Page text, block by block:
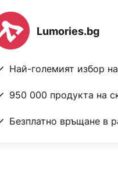
Lumories.bg
Най-големият избор
950 000 продукта на
Безплатно връщане в